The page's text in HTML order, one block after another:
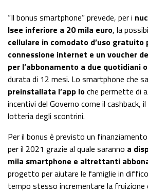
“Il bonus smartphone” prevede, per i
Isee inferiore a 20 mila euro, la
cellulare in comodato d’uso gratuito
connessione internet e un voucher
per l’abbonamento a due quotidiani
durata di 12 mesi. Lo smartphone che
preinstallata l’app Ioche permette di
incentivi del Governo come il cashback,
lotteria degli scontrini.
Per il bonus è previsto un
per il 2021 grazie al quale saranno a
mila smartphone e altrettanti
progetto per aiutare le famiglie in
tempo stesso incrementare la fruizione